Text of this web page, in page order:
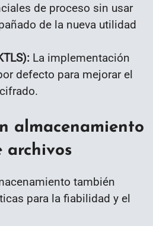
de proceso sin usar
de la nueva utilidad
La implementación
defecto para mejorar el
almacenamiento
archivos
también
para la fiabilidad y el